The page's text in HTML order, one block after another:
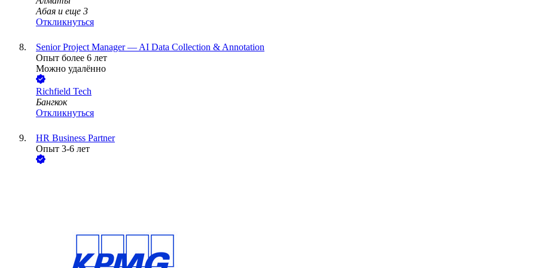
Абая и еще 3
Откликнуться
Senior Project Manager — AI Data Collection & Annotation
Опыт более 6 лет
Можно удалённо
Richfield Tech
Бангкок
Откликнуться
HR Business Partner
Опыт 3-6 лет